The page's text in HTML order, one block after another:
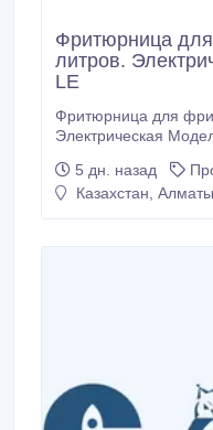
Фритюрница
литров.
LE
Фритюрница для фри
Электрическая
кг Китай 227 000 тенге Алматы Отправка по
Казахстану.
5 дн. назад
Казахстан, Алматы